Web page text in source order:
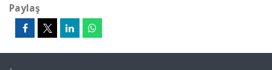
Paylaş